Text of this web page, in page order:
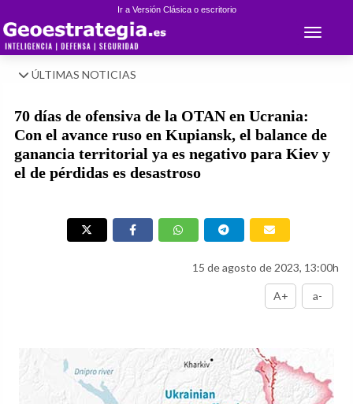
Ir a Versión Clásica o escritorio
Toggle
ÚLTIMAS NOTICIAS
70 días de ofensiva de la OTAN en Ucrania:
Con el avance ruso en Kupiansk, el balance de
ganancia territorial ya es negativo para Kiev y
el de pérdidas es desastroso
15 de agosto de 2023, 13:00h
A+ a-